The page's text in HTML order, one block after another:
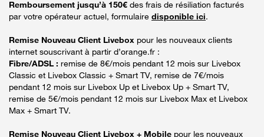
Remboursement jusqu’à 150€ des frais de résiliation facturés
par votre opérateur actuel, formulaire disponible ici.
Remise Nouveau Client Livebox pour les nouveaux clients
internet souscrivant à partir d’orange.fr :
Fibre/ADSL : remise de 8€/mois pendant 12 mois sur Livebox
Classic et Livebox Classic + Smart TV, remise de 7€/mois
pendant 12 mois sur Livebox Up et Livebox Up + Smart TV,
remise de 5€/mois pendant 12 mois sur Livebox Max et Livebox
Max + Smart TV.
Remise Nouveau Client Livebox + Mobile pour les nouveaux